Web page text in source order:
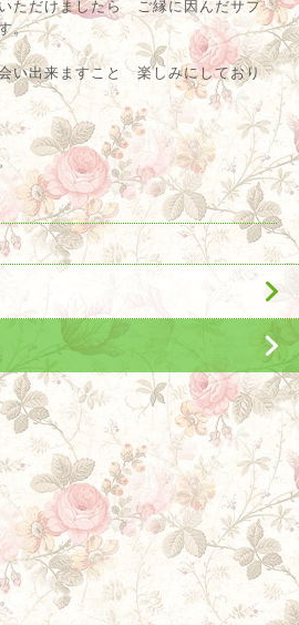
ただけましたら ご縁に因んだサプ
。
い出来ますこと 楽しみにしており